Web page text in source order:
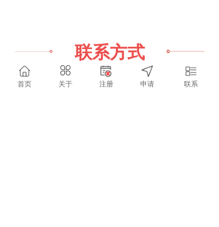
联系方式
首页 关于 联系
注册 申请